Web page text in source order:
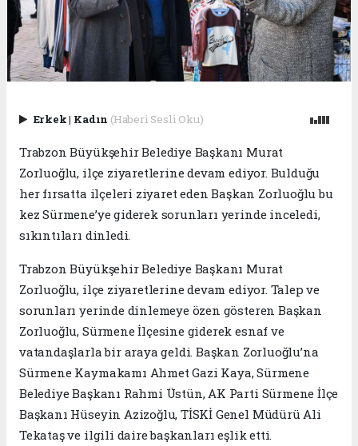
Erkek| Kadın (Haberi Sesli Oku)
Trabzon Büyükşehir Belediye Başkanı Murat
Zorluoğlu, ilçe ziyaretlerine devam ediyor. Bulduğu
her fırsatta ilçeleri ziyaret eden Başkan Zorluoğlu bu
kez Sürmene’ye giderek sorunları yerinde inceledi,
sıkıntıları dinledi.
Trabzon Büyükşehir Belediye Başkanı Murat
Zorluoğlu, ilçe ziyaretlerine devam ediyor. Talep ve
sorunları yerinde dinlemeye özen gösteren Başkan
Zorluoğlu, Sürmene İlçesine giderek esnaf ve
vatandaşlarla bir araya geldi. Başkan Zorluoğlu’na
Sürmene Kaymakamı Ahmet Gazi Kaya, Sürmene
Belediye Başkanı Rahmi Üstün, AK Parti Sürmene İlçe
Başkanı Hüseyin Azizoğlu, TİSKİ Genel Müdürü Ali
Tekataş ve ilgili daire başkanları eşlik etti.